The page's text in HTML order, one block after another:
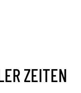
ZEITEN